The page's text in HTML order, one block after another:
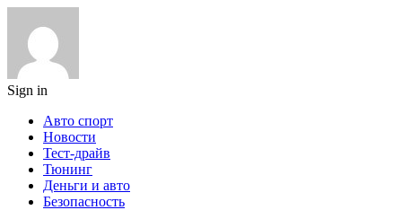
Sign in
Авто спорт
Новости
Тест-драйв
Тюнинг
Деньги и авто
Безопасность